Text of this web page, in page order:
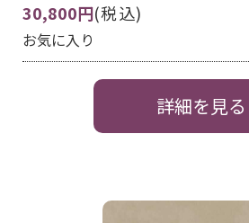
30,800円(税込)
お気に入り
詳細を見る